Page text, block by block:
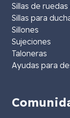
Sillas de
Sillas para
Sillones
Sujeciones
Taloneras
Ayudas para